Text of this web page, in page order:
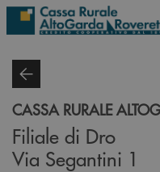
Salta al contenuto principale
CASSA RURALE
Filiale di Dro
Via Segantini 1